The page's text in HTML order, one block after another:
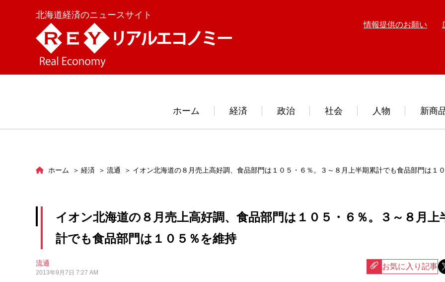
北海道経済のニュースサイト
情報提供のお願い
ホーム 経済 政治 社会 人物 新商
ホーム 経済 流通 イオン北海道の８月売上高好調、食品部門は１０５・６％。３～８月上半期累計でも食品部門は１
イオン北海道の８月売上高好調、食品部門は１０５・６％。３～８月上
計でも食品部門は１０５％を維持
流通
2013年9月7日 7:27 AM
お気に入り記事